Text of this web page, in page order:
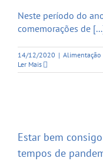
Neste período do
comemorações de
14/12/2020 | Alimentação
Ler Mais
Estar bem
tempos de